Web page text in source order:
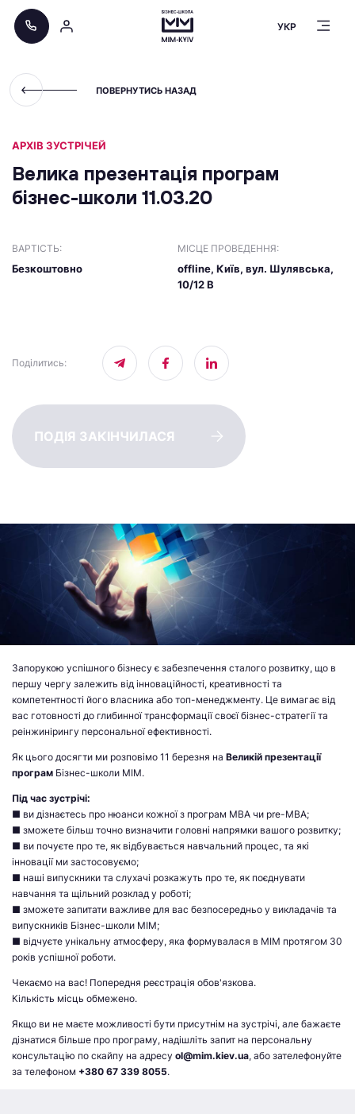
УКР
ПОВЕРНУТИСЬ НАЗАД
АРХІВ ЗУСТРІЧЕЙ
Велика презентація програм
бізнес-школи 11.03.20
ВАРТІСТЬ:
Безкоштовно
МІСЦЕ ПРОВЕДЕННЯ:
offline, Київ, вул. Шулявська,
10/12 В
Поділитись:
ПОДІЯ ЗАКІНЧИЛАСЯ
Запорукою успішного бізнесу є забезпечення сталого розвитку, що в
першу чергу залежить від інноваційності, креативності та
компетентності його власника або топ-менеджменту. Це вимагає від
вас готовності до глибинної трансформації своєї бізнес-стратегії та
реінжинірингу персональної ефективності.
Як цього досягти ми розповімо 11 березня на Великій презентації
програм Бізнес-школи МІМ.
Під час зустрічі:
■ ви дізнаєтесь про нюанси кожної з програм MBA чи pre-MBA;
■ зможете більш точно визначити головні напрямки вашого розвитку;
■ ви почуєте про те, як відбувається навчальний процес, та які
інновації ми застосовуємо;
■ наші випускники та слухачі розкажуть про те, як поєднувати
навчання та щільний розклад у роботі;
■ зможете запитати важливе для вас безпосередньо у викладачів та
випускників Бізнес-школи МІМ;
■ відчуєте унікальну атмосферу, яка формувалася в МІМ протягом 30
років успішної роботи.
Чекаємо на вас! Попередня реєстрація обов'язкова.
Кількість місць обмежено.
Якщо ви не маєте можливості бути присутнім на зустрічі, але бажаєте
дізнатися більше про програму, надішліть запит на персональну
консультацію по скайпу на адресу ol@mim.kiev.ua, або зателефонуйте
за телефоном +380 67 339 8055.